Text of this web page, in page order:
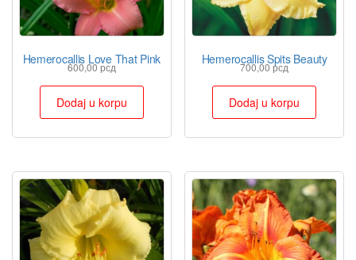
Hemerocallis Love That Pink
600,00рсд
Dodaj u korpu
Hemerocallis Spits Beauty
700,00рсд
Dodaj u korpu